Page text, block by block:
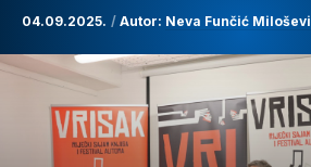
04.09.2025. Autor: Neva Funčić